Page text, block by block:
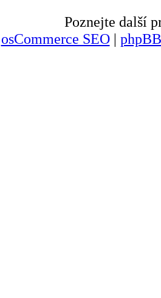
Poznejte další
osCommerce SEO|